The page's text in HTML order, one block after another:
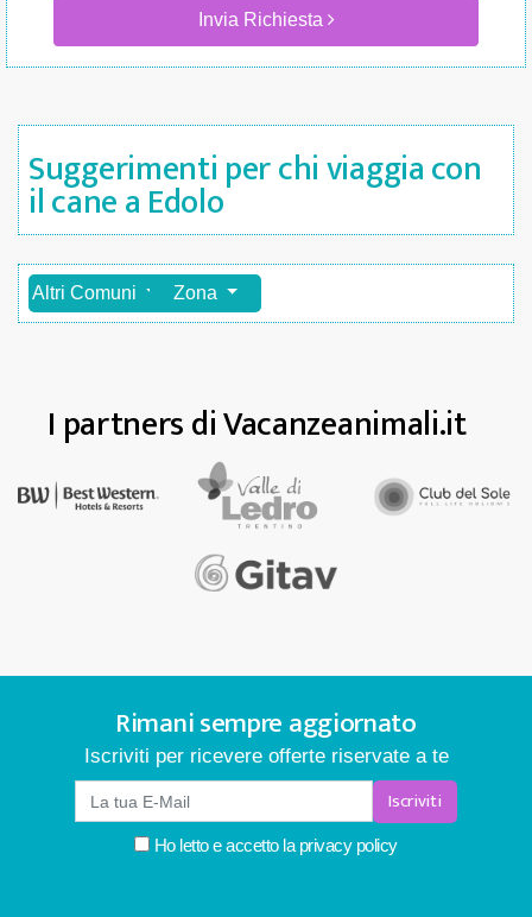
Invia Richiesta
Suggerimenti per chi viaggia con
il cane a Edolo
Altri Comuni Zona
I partners di Vacanzeanimali.it
Rimani sempre aggiornato
Iscriviti per ricevere offerte riservate a te
Iscriviti
Ho letto e accetto laprivacy policy